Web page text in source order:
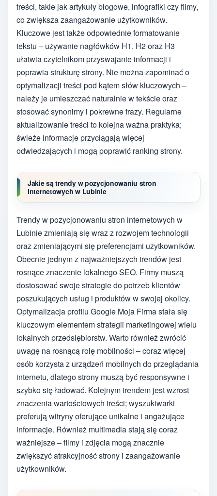
treści, takie jak artykuły blogowe, infografiki czy filmy,
co zwiększa zaangażowanie użytkowników.
Kluczowe jest także odpowiednie formatowanie
tekstu – używanie nagłówków H1, H2 oraz H3
ułatwia czytelnikom przyswajanie informacji i
poprawia strukturę strony. Nie można zapominać o
optymalizacji treści pod kątem słów kluczowych –
należy je umieszczać naturalnie w tekście oraz
stosować synonimy i pokrewne frazy. Regularne
aktualizowanie treści to kolejna ważna praktyka;
świeże informacje przyciągają więcej
odwiedzających i mogą poprawić ranking strony.
Jakie są trendy w pozycjonowaniu stron
internetowych w Lubinie
Trendy w pozycjonowaniu stron internetowych w
Lubinie zmieniają się wraz z rozwojem technologii
oraz zmieniającymi się preferencjami użytkowników.
Obecnie jednym z najważniejszych trendów jest
rosnące znaczenie lokalnego SEO. Firmy muszą
dostosować swoje strategie do potrzeb klientów
poszukujących usług i produktów w swojej okolicy.
Optymalizacja profilu Google Moja Firma stała się
kluczowym elementem strategii marketingowej wielu
lokalnych przedsiębiorstw. Warto również zwrócić
uwagę na rosnącą rolę mobilności – coraz więcej
osób korzysta z urządzeń mobilnych do przeglądania
internetu, dlatego strony muszą być responsywne i
szybko się ładować. Kolejnym trendem jest wzrost
znaczenia wartościowych treści; wyszukiwarki
preferują witryny oferujące unikalne i angażujące
informacje. Również multimedia stają się coraz
ważniejsze – filmy i zdjęcia mogą znacznie
zwiększyć atrakcyjność strony i zaangażowanie
użytkowników.